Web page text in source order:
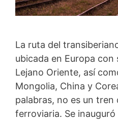
La ruta del
ubicada en Europa con
Lejano Oriente, así
Mongolia, China y
palabras, no es un
ferroviaria. Se inauguró